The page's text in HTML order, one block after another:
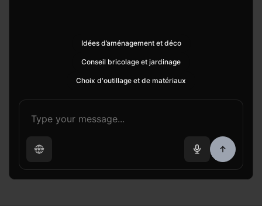
Idées d’aménagement et déco
Conseil bricolage et jardinage
Choix d'outillage et de matériaux